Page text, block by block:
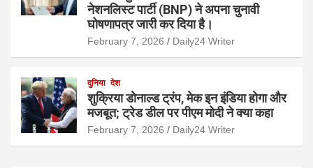
नेशनलिस्ट पार्टी (BNP) ने अपना चुनावी
घोषणापत्र जारी कर दिया है।
February 7, 2026 Daily24 Writer
दुनिया देश
शुक्रिया डोनाल्ड ट्रंप, मेक इन इंडिया होगा और
मजबूत; ट्रेड डील पर पीएम मोदी ने क्या कहा
February 7, 2026 Daily24 Writer